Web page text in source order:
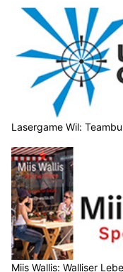
Lasergame Wil:
Miis Wallis: Walliser